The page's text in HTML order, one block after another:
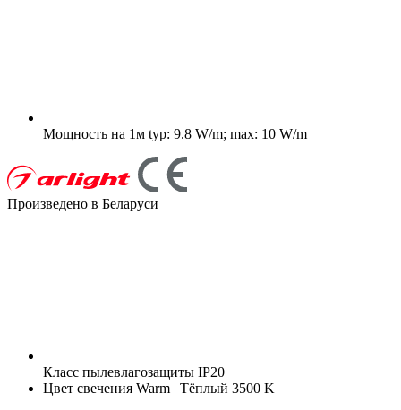
Мощность на 1м typ: 9.8 W/m; max: 10 W/m
Произведено в Беларуси
Класс пылевлагозащиты IP20
Цвет свечения Warm | Тёплый 3500 K